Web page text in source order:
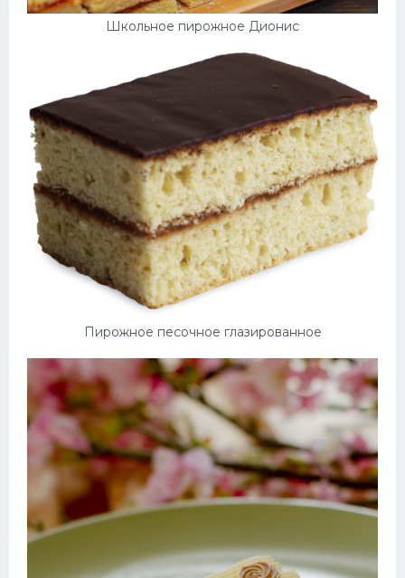
Школьное пирожное Дионис
Пирожное песочное глазированное